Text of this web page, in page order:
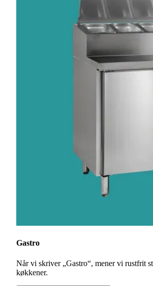
Gastro
Når vi skriver „Gastro“, mener vi rustfrit
køkkener.